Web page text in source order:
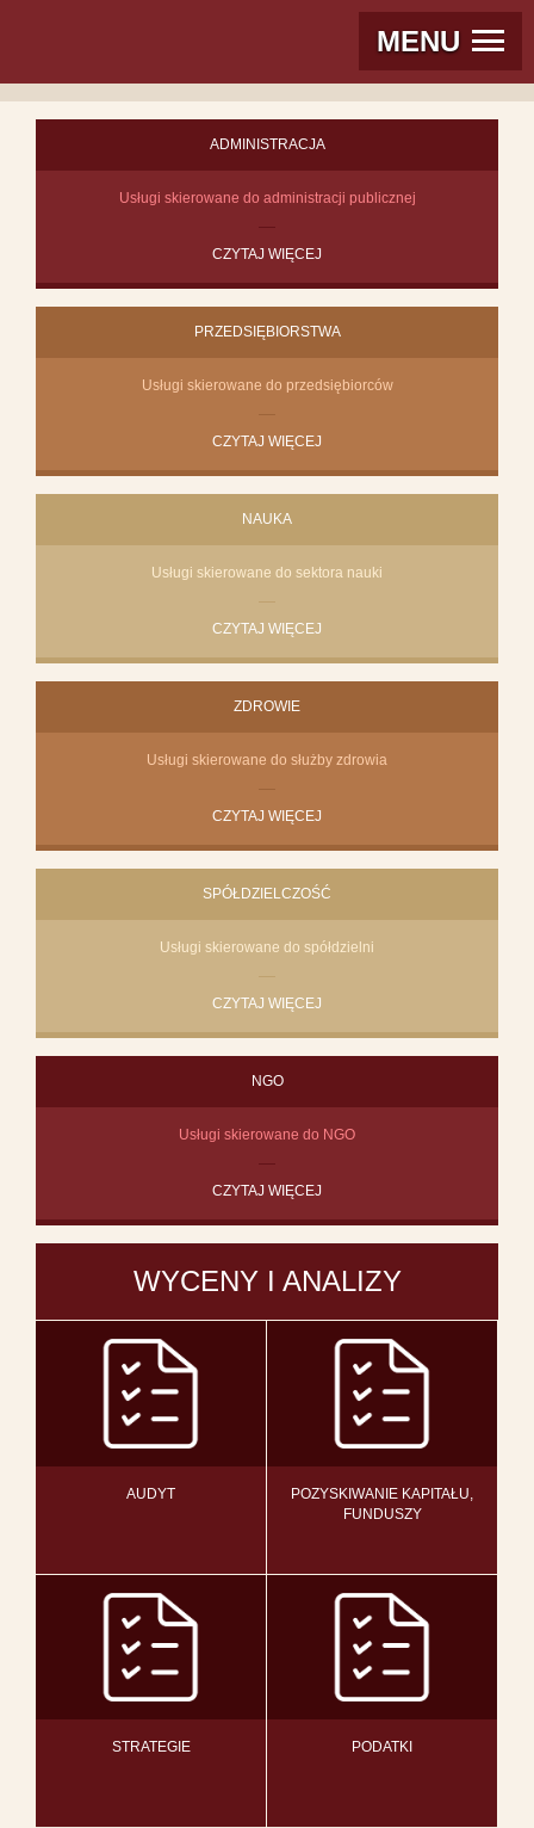
MENU
ADMINISTRACJA
Usługi skierowane do administracji publicznej
CZYTAJ WIĘCEJ
PRZEDSIĘBIORSTWA
Usługi skierowane do przedsiębiorców
CZYTAJ WIĘCEJ
NAUKA
Usługi skierowane do sektora nauki
CZYTAJ WIĘCEJ
ZDROWIE
Usługi skierowane do służby zdrowia
CZYTAJ WIĘCEJ
SPÓŁDZIELCZOŚĆ
Usługi skierowane do spółdzielni
CZYTAJ WIĘCEJ
NGO
Usługi skierowane do NGO
CZYTAJ WIĘCEJ
WYCENY I ANALIZY
AUDYT
POZYSKIWANIE KAPITAŁU,
FUNDUSZY
STRATEGIE PODATKI